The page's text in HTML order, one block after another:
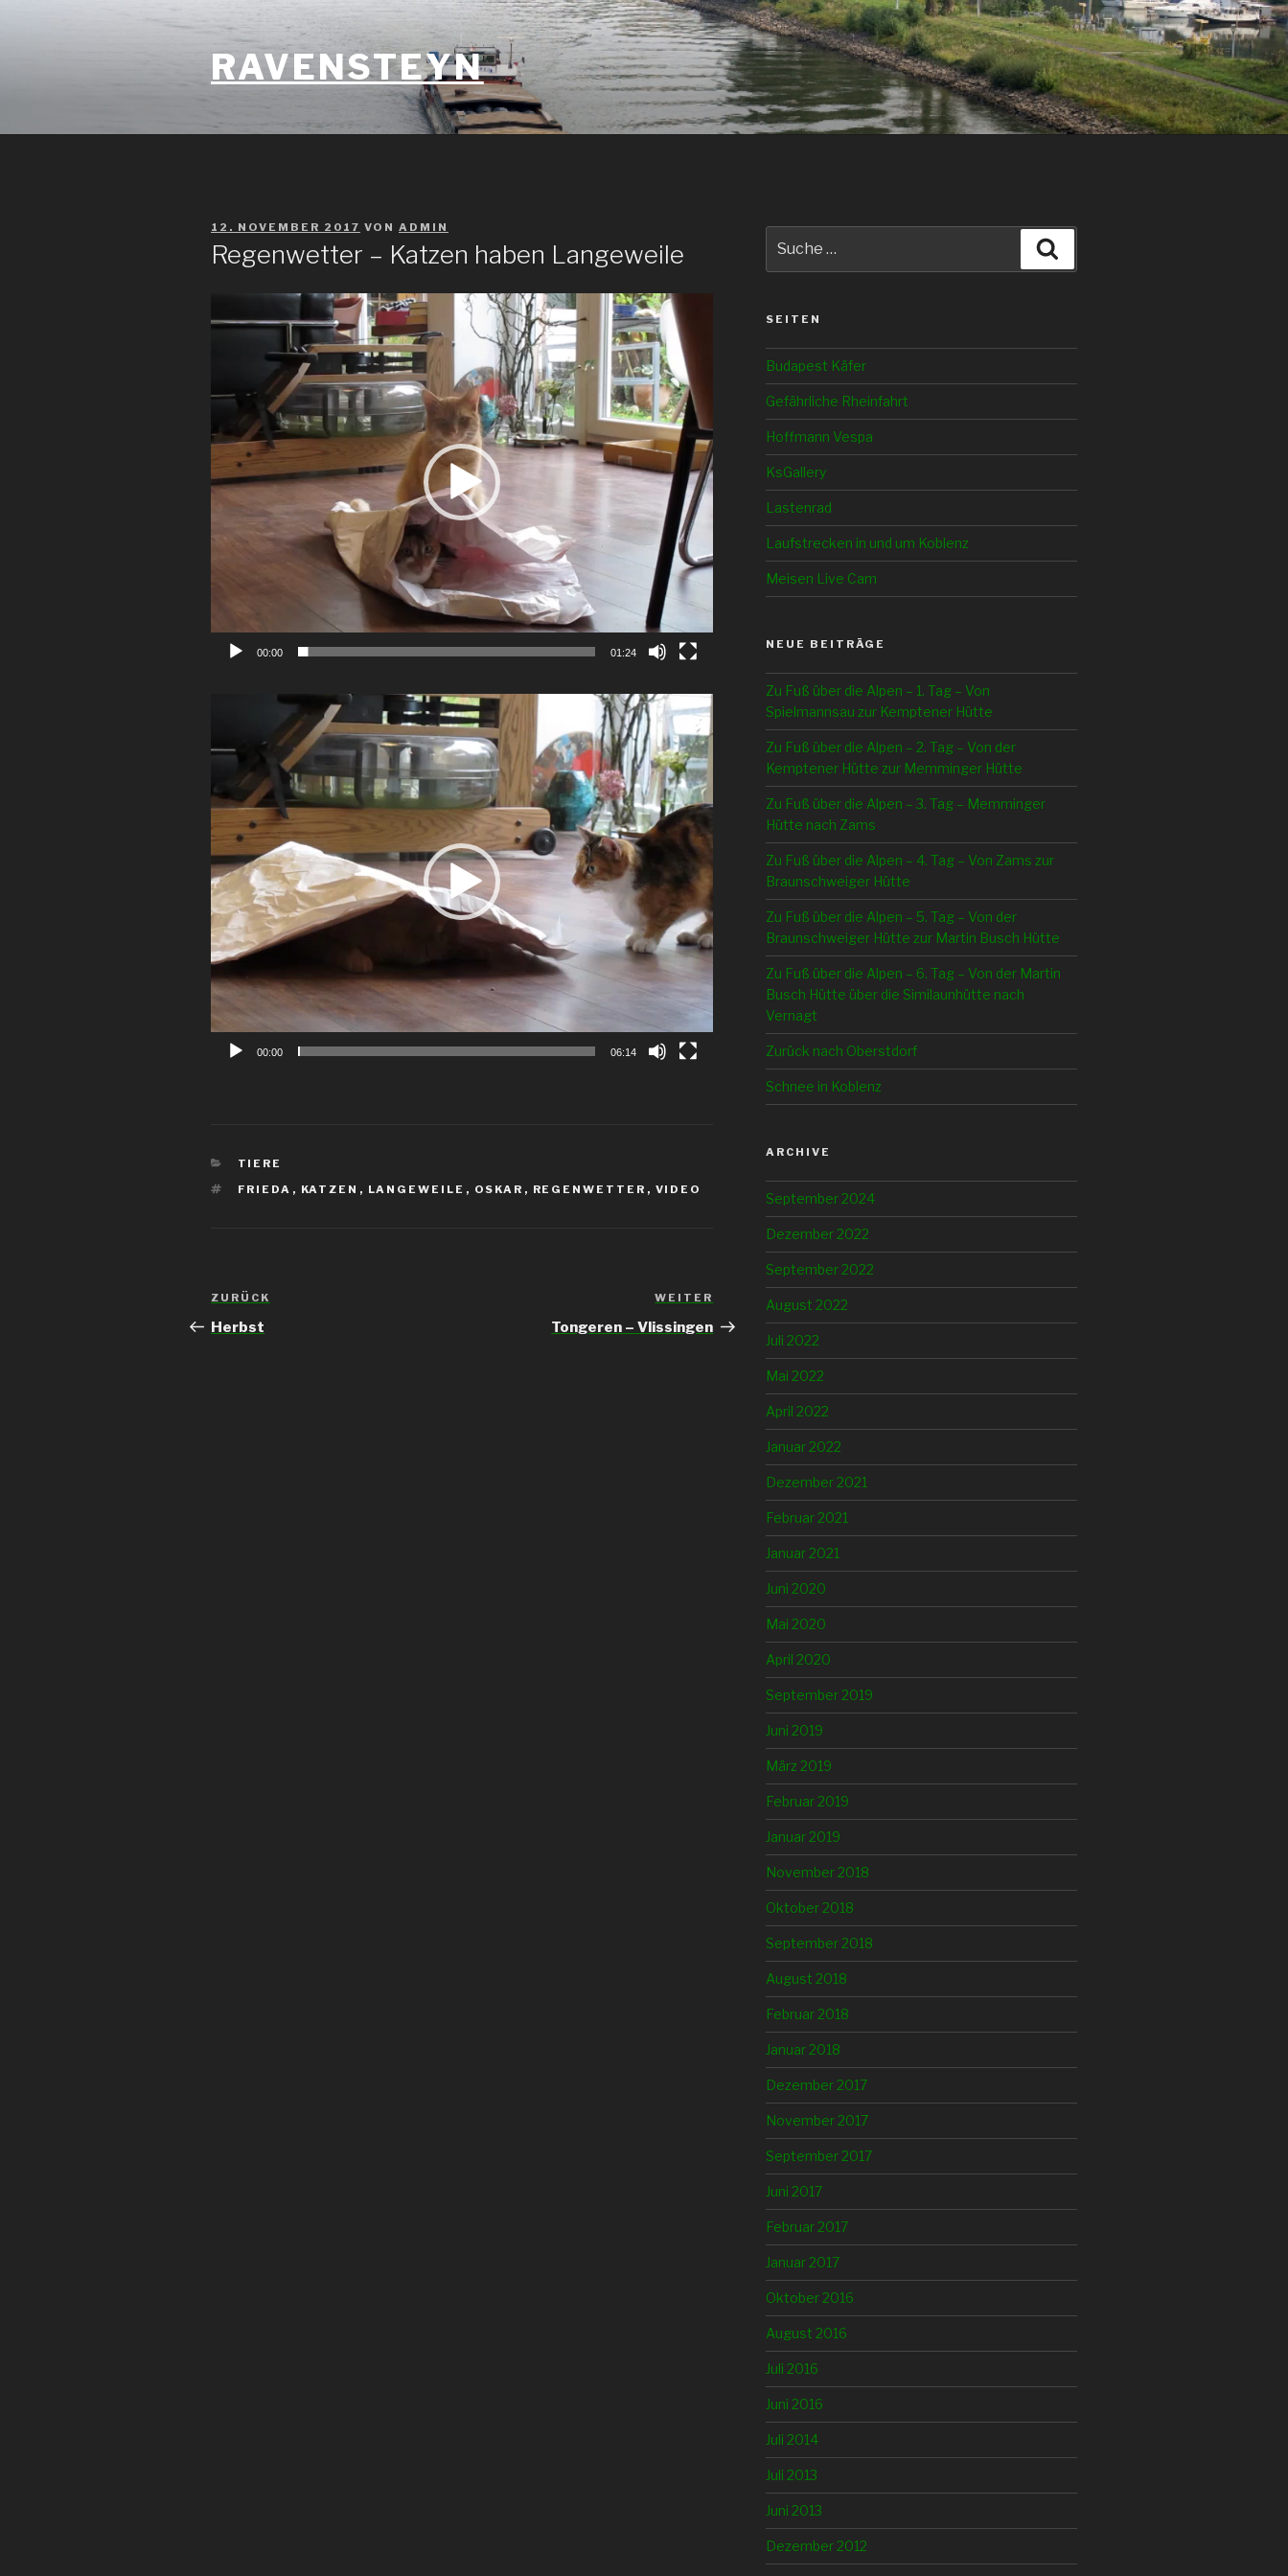
RAVENSTEYN
VERÖFFENTLICHT
AM
12. NOVEMBER 2017 VON ADMIN
Regenwetter – Katzen haben Langeweile
Player
00:00 01:24
00:00 06:14
KATEGORIEN
TIERE
SCHLAGWÖRTER
FRIEDA , KATZEN , LANGEWEILE , OSKAR , REGENWETTER , VIDEO
Beitrags-
Navigation
Vorheriger
Beitrag
ZURÜCK
Herbst
Nächster
Beitrag
WEITER
Tongeren – Vlissingen
nach:
SEITEN
Budapest Käfer
Gefährliche Rheinfahrt
Hoffmann Vespa
KsGallery
Lastenrad
Laufstrecken in und um Koblenz
Meisen Live Cam
NEUE BEITRÄGE
Zu Fuß über die Alpen – 1. Tag – Von
Spielmannsau zur Kemptener Hütte
Zu Fuß über die Alpen – 2. Tag – Von der
Kemptener Hütte zur Memminger Hütte
Zu Fuß über die Alpen – 3. Tag – Memminger
Hütte nach Zams
Zu Fuß über die Alpen – 4. Tag – Von Zams zur
Braunschweiger Hütte
Zu Fuß über die Alpen – 5. Tag – Von der
Braunschweiger Hütte zur Martin Busch Hütte
Zu Fuß über die Alpen – 6. Tag – Von der Martin
Busch Hütte über die Similaunhütte nach
Vernagt
Zurück nach Oberstdorf
Schnee in Koblenz
ARCHIVE
September 2024
Dezember 2022
September 2022
August 2022
Juli 2022
Mai 2022
April 2022
Januar 2022
Dezember 2021
Februar 2021
Januar 2021
Juni 2020
Mai 2020
April 2020
September 2019
Juni 2019
März 2019
Februar 2019
Januar 2019
November 2018
Oktober 2018
September 2018
August 2018
Februar 2018
Januar 2018
Dezember 2017
November 2017
September 2017
Juni 2017
Februar 2017
Januar 2017
Oktober 2016
August 2016
Juli 2016
Juni 2016
Juli 2014
Juli 2013
Juni 2013
Dezember 2012